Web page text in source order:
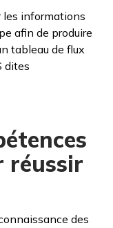
les informations
afin de produire
tableau de flux
dites
réussir
des